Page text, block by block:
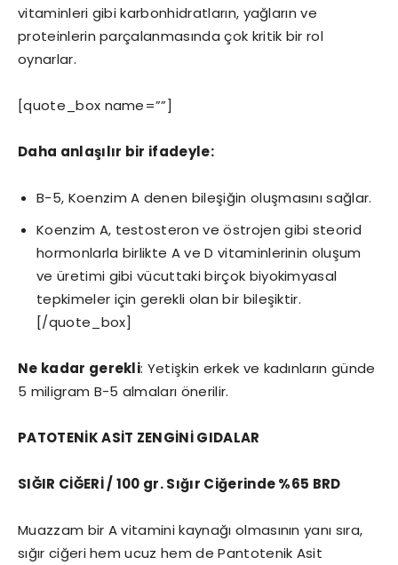
vitaminleri gibi karbonhidratların, yağların ve
proteinlerin parçalanmasında çok kritik bir rol
oynarlar.
[quote_box name=””]
Daha anlaşılır bir ifadeyle:
B-5, Koenzim A denen bileşiğin oluşmasını sağlar.
Koenzim A, testosteron ve östrojen gibi steorid
hormonlarla birlikte A ve D vitaminlerinin oluşum
ve üretimi gibi vücuttaki birçok biyokimyasal
tepkimeler için gerekli olan bir bileşiktir.
[/quote_box]
Ne kadar gerekli: Yetişkin erkek ve kadınların günde
5 miligram B-5 almaları önerilir.
PATOTENİK ASİT ZENGİNİ GIDALAR
SIĞIR CİĞERİ / 100 gr. Sığır Ciğerinde %65 BRD
Muazzam bir A vitamini kaynağı olmasının yanı sıra,
sığır ciğeri hem ucuz hem de Pantotenik Asit